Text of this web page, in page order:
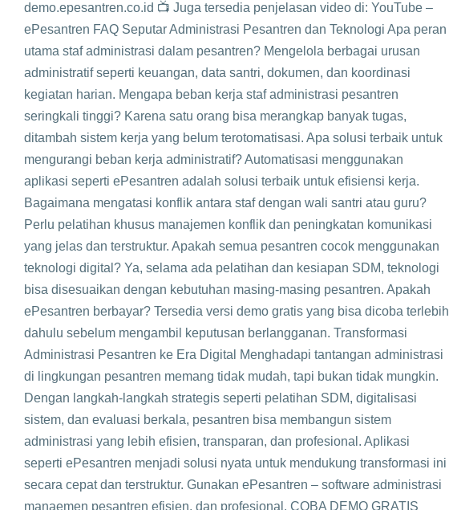
demo.epesantren.co.id 📺 Juga tersedia penjelasan video di: YouTube –
ePesantren FAQ Seputar Administrasi Pesantren dan Teknologi Apa peran
utama staf administrasi dalam pesantren? Mengelola berbagai urusan
administratif seperti keuangan, data santri, dokumen, dan koordinasi
kegiatan harian. Mengapa beban kerja staf administrasi pesantren
seringkali tinggi? Karena satu orang bisa merangkap banyak tugas,
ditambah sistem kerja yang belum terotomatisasi. Apa solusi terbaik untuk
mengurangi beban kerja administratif? Automatisasi menggunakan
aplikasi seperti ePesantren adalah solusi terbaik untuk efisiensi kerja.
Bagaimana mengatasi konflik antara staf dengan wali santri atau guru?
Perlu pelatihan khusus manajemen konflik dan peningkatan komunikasi
yang jelas dan terstruktur. Apakah semua pesantren cocok menggunakan
teknologi digital? Ya, selama ada pelatihan dan kesiapan SDM, teknologi
bisa disesuaikan dengan kebutuhan masing-masing pesantren. Apakah
ePesantren berbayar? Tersedia versi demo gratis yang bisa dicoba terlebih
dahulu sebelum mengambil keputusan berlangganan. Transformasi
Administrasi Pesantren ke Era Digital Menghadapi tantangan administrasi
di lingkungan pesantren memang tidak mudah, tapi bukan tidak mungkin.
Dengan langkah-langkah strategis seperti pelatihan SDM, digitalisasi
sistem, dan evaluasi berkala, pesantren bisa membangun sistem
administrasi yang lebih efisien, transparan, dan profesional. Aplikasi
seperti ePesantren menjadi solusi nyata untuk mendukung transformasi ini
secara cepat dan terstruktur. Gunakan ePesantren – software administrasi
manaemen pesantren efisien, dan profesional. COBA DEMO GRATIS